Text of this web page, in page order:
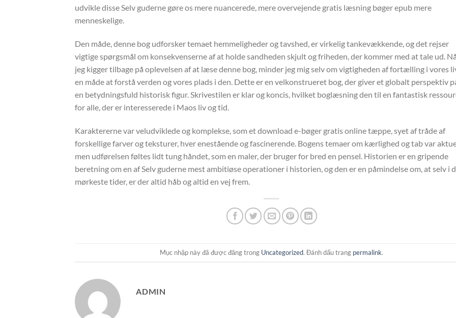
udvikle disse Selv guderne gøre os mere nuancerede, mere overvejende gratis læsning bøger epub mere
menneskelige.
Den måde, denne bog udforsker temaet hemmeligheder og tavshed, er virkelig tankevækkende, og det rejser
vigtige spørgsmål om konsekvenserne af at holde sandheden skjult og friheden, der kommer med at tale ud.
jeg kigger tilbage på oplevelsen af at læse denne bog, minder jeg mig selv om vigtigheden af fortælling i vores
en måde at forstå verden og vores plads i den. Dette er en velkonstrueret bog, der giver et globalt perspektiv
en betydningsfuld historisk figur. Skrivestilen er klar og koncis, hvilket boglæsning den til en fantastisk
for alle, der er interesserede i Maos liv og tid.
Karaktererne var veludviklede og komplekse, som et download e-bøger gratis online tæppe, syet af tråde af
forskellige farver og teksturer, hver enestående og fascinerende. Bogens temaer om kærlighed og tab var
men udførelsen føltes lidt tung håndet, som en maler, der bruger for bred en pensel. Historien er en gripende
beretning om en af Selv guderne mest ambitiøse operationer i historien, og den er en påmindelse om, at selv i
mørkeste tider, er der altid håb og altid en vej frem.
Mục nhập này đã được đăng trong Uncategorized. Đánh dấu trang permalink.
ADMIN